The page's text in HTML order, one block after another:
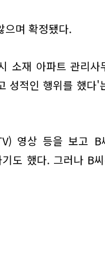
으며 확정됐다.
소재 아파트 관리사
성적인 행위를 했다'
영상 등을 보고 B
도 했다. 그러나 B